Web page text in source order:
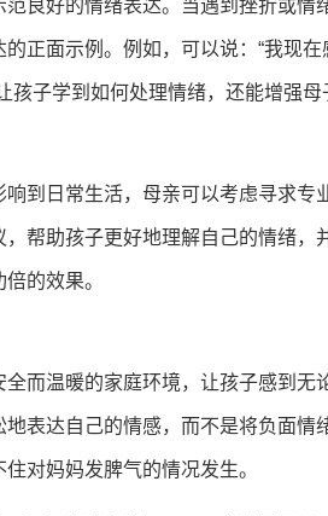
良好的情绪表达。当遇到挫折或
正面示例。例如，可以说：“我现
孩子学到如何处理情绪，还能增强母
到日常生活，母亲可以考虑寻求专
帮助孩子更好地理解自己的情绪
的效果。
而温暖的家庭环境，让孩子感到无
表达自己的情感，而不是将负面
对妈妈发脾气的情况发生。